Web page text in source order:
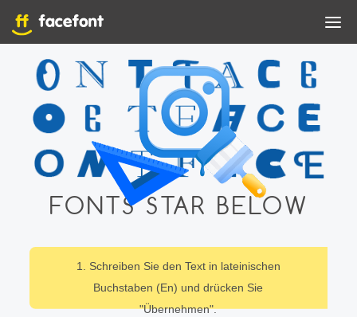
FONTS STAR BELOW
1. Schreiben Sie den Text in lateinischen
Buchstaben (En) und drücken Sie
"Übernehmen".